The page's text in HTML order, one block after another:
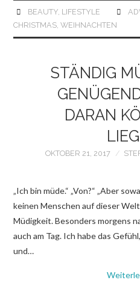
BEAUTY, LIFESTYLE
CHRISTMAS,WEIHNACHTEN
STÄNDIG
DARAN
OKTOBER 21, 2017
„Ich bin müde.“ „Von?“ „Aber
keinen Menschen auf dieser
Müdigkeit. Besonders morgens
auch am Tag. Ich habe das
und…